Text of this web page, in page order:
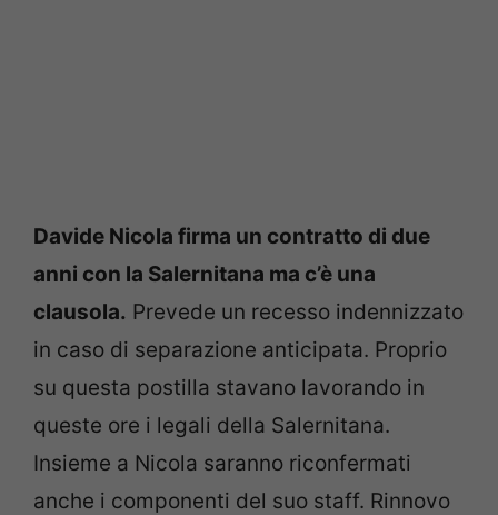
Davide Nicola firma un contratto di due
anni con la Salernitana ma c’è una
clausola. Prevede un recesso indennizzato
in caso di separazione anticipata. Proprio
su questa postilla stavano lavorando in
queste ore i legali della Salernitana.
Insieme a Nicola saranno riconfermati
anche i componenti del suo staff. Rinnovo